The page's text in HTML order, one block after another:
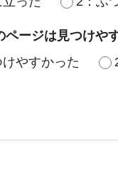
ページは見つけや
やすかった